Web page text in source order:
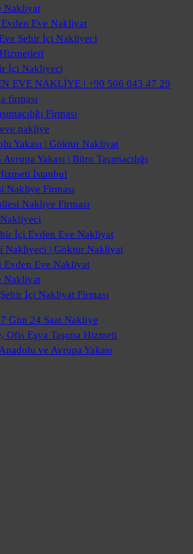
Nakliyat
Eve Nakliyat
Şehir İçi Nakliyeci
İçi Nakliyeci
EVE NAKLİYE | +90 506 043 47 29
firması
Firması
nakliye
Yakası | Göktur Nakliyat
Yakası | Büro Taşımacılığı
İstanbul
Nakliye Firması
Nakliye Firması
İçi Evden Eve Nakliyat
Nakliyeci | Göktur Nakliyat
Evden Eve Nakliyat
Nakliyat
İçi Nakliyat Firması
7 Gün 24 Saat Nakliye
Ofis Eşya Taşıma Hizmeti
Anadolu ve Avrupa Yakası